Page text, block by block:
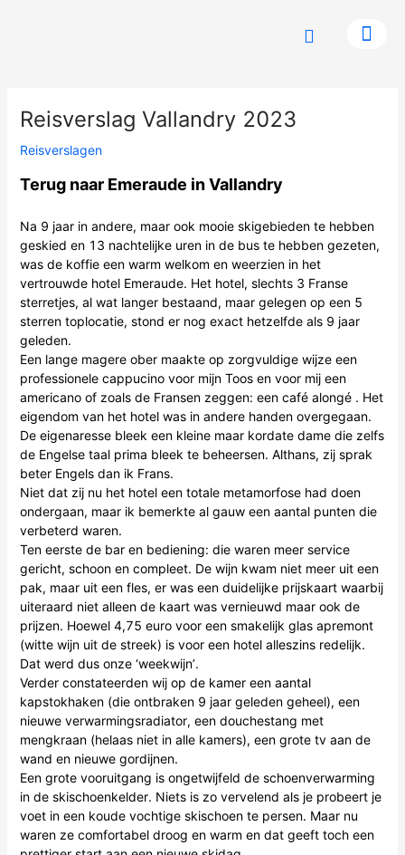
Reisverslag Vallandry 2023
Reisverslagen
Terug naar Emeraude in Vallandry
Na 9 jaar in andere, maar ook mooie skigebieden te hebben
geskied en 13 nachtelijke uren in de bus te hebben gezeten,
was de koffie een warm welkom en weerzien in het
vertrouwde hotel Emeraude. Het hotel, slechts 3 Franse
sterretjes, al wat langer bestaand, maar gelegen op een 5
sterren toplocatie, stond er nog exact hetzelfde als 9 jaar
geleden.
Een lange magere ober maakte op zorgvuldige wijze een
professionele cappucino voor mijn Toos en voor mij een
americano of zoals de Fransen zeggen: een café alongé . Het
eigendom van het hotel was in andere handen overgegaan.
De eigenaresse bleek een kleine maar kordate dame die zelfs
de Engelse taal prima bleek te beheersen. Althans, zij sprak
beter Engels dan ik Frans.
Niet dat zij nu het hotel een totale metamorfose had doen
ondergaan, maar ik bemerkte al gauw een aantal punten die
verbeterd waren.
Ten eerste de bar en bediening: die waren meer service
gericht, schoon en compleet. De wijn kwam niet meer uit een
pak, maar uit een fles, er was een duidelijke prijskaart waarbij
uiteraard niet alleen de kaart was vernieuwd maar ook de
prijzen. Hoewel 4,75 euro voor een smakelijk glas apremont
(witte wijn uit de streek) is voor een hotel alleszins redelijk.
Dat werd dus onze ‘weekwijn’.
Verder constateerden wij op de kamer een aantal
kapstokhaken (die ontbraken 9 jaar geleden geheel), een
nieuwe verwarmingsradiator, een douchestang met
mengkraan (helaas niet in alle kamers), een grote tv aan de
wand en nieuwe gordijnen.
Een grote vooruitgang is ongetwijfeld de schoenverwarming
in de skischoenkelder. Niets is zo vervelend als je probeert je
voet in een koude vochtige skischoen te persen. Maar nu
waren ze comfortabel droog en warm en dat geeft toch een